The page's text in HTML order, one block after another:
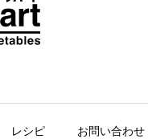
レシピ お問い合わせ